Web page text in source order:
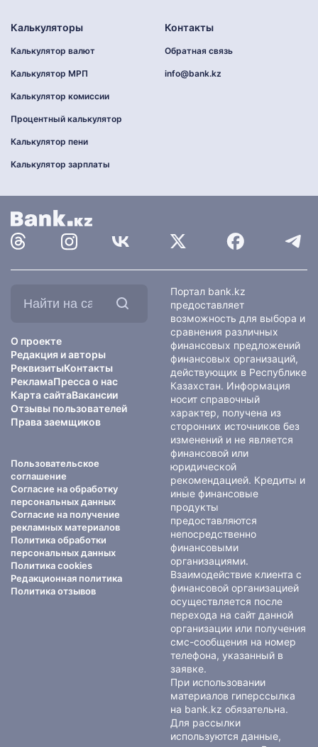
Калькуляторы
Калькулятор валют
Калькулятор МРП
Калькулятор комиссии
Процентный калькулятор
Калькулятор пени
Калькулятор зарплаты
Контакты
Обратная связь
info@bank.kz
О проекте
Редакция и авторы
РеквизитыКонтакты
РекламаПресса о нас
Карта сайтаВакансии
Отзывы пользователей
Права заемщиков
Пользовательское
соглашение
Согласие на обработку
персональных данных
Согласие на получение
рекламных материалов
Политика обработки
персональных данных
Политика cookies
Редакционная политика
Политика отзывов
Портал bank.kz
предоставляет
возможность для выбора и
сравнения различных
финансовых предложений
финансовых организаций,
действующих в Республике
Казахстан. Информация
носит справочный
характер, получена из
сторонних источников без
изменений и не является
финансовой или
юридической
рекомендацией. Кредиты и
иные финансовые
продукты
предоставляются
непосредственно
финансовыми
организациями.
Взаимодействие клиента с
финансовой организацией
осуществляется после
перехода на сайт данной
организации или получения
смс-сообщения на номер
телефона, указанный в
заявке.
При использовании
материалов гиперссылка
на bank.kz обязательна.
Для рассылки
используются данные,